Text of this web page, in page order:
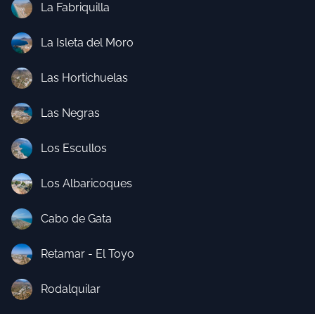
La Fabriquilla
La Isleta del Moro
Las Hortichuelas
Las Negras
Los Escullos
Los Albaricoques
Cabo de Gata
Retamar - El Toyo
Rodalquilar